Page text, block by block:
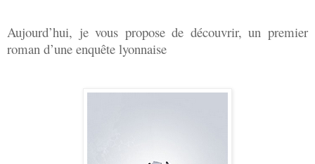
Aujourd’hui, je vous propose de découvrir, un premier
roman d’une enquête lyonnaise